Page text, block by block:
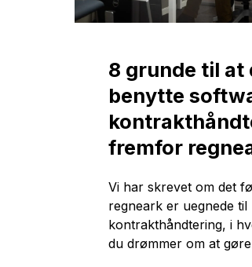
8 grunde til at
benytte
fremfor
Vi har skrevet om det
regneark er uegnede til
kontrakthåndtering, i
du drømmer om at